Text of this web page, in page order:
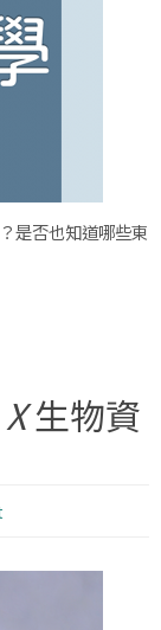
是否也知道哪些東
X生物資